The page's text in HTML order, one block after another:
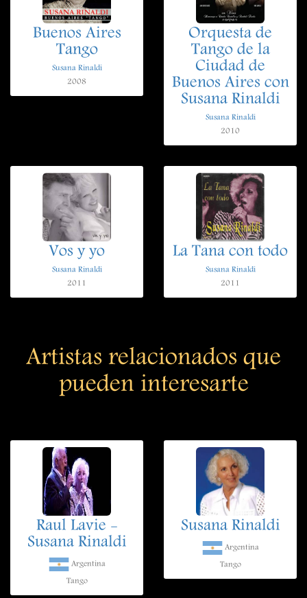
Buenos Aires
Tango
Susana Rinaldi
2008
Orquesta de
Tango de la
Ciudad de
Buenos Aires con
Susana Rinaldi
Susana Rinaldi
2010
Vos y yo
Susana Rinaldi
2011
La Tana con todo
Susana Rinaldi
2011
Artistas relacionados que
pueden interesarte
Raul Lavie -
Susana Rinaldi
Argentina
Tango
Susana Rinaldi
Argentina
Tango